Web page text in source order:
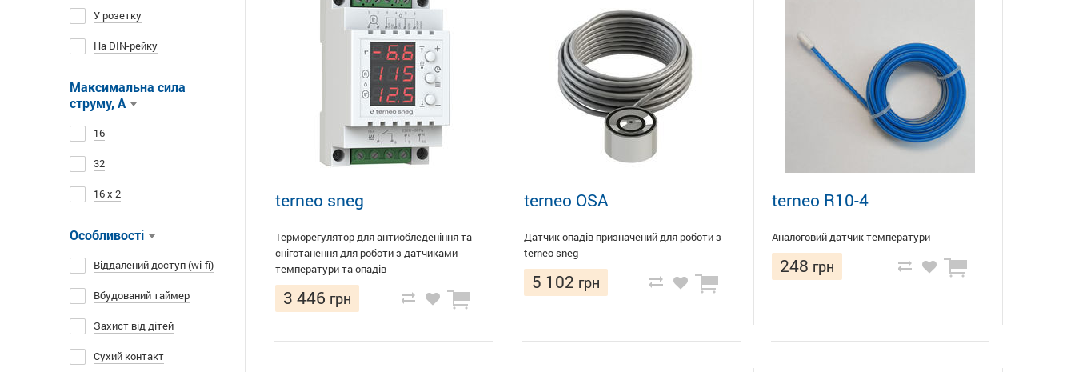
У розетку
На DIN-рейку
Максимальна сила
струму, A
16
32
16 х 2
Особливості
Віддалений доступ (wi-fi)
Вбудований таймер
Захист від дітей
Сухий контакт
terneo sneg
Терморегулятор для антиобледеніння та
сніготанення для роботи з датчиками
температури та опадів
3 446 грн
terneo OSA
Датчик опадів призначений для роботи з
terneo sneg
5 102 грн
terneo R10-4
Аналоговий датчик температури
248 грн